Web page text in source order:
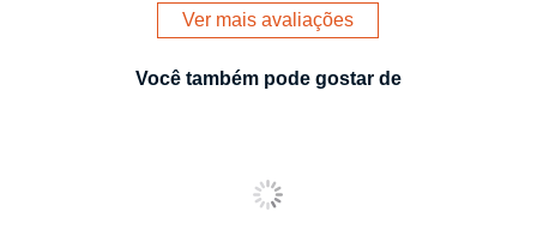
Ver mais avaliações
Você também pode gostar de